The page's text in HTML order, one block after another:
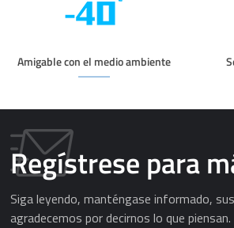
Amigable con el medio ambiente
Regístrese para
Siga leyendo, manténgase informado,
agradecemos por decirnos lo que piensan.